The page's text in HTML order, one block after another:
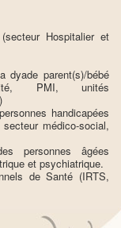
(secteur Hospitalier et
dyade parent(s)/bébé
PMI, unités
handicapées
médico-social,
personnes âgées
et psychiatrique.
de Santé (IRTS,